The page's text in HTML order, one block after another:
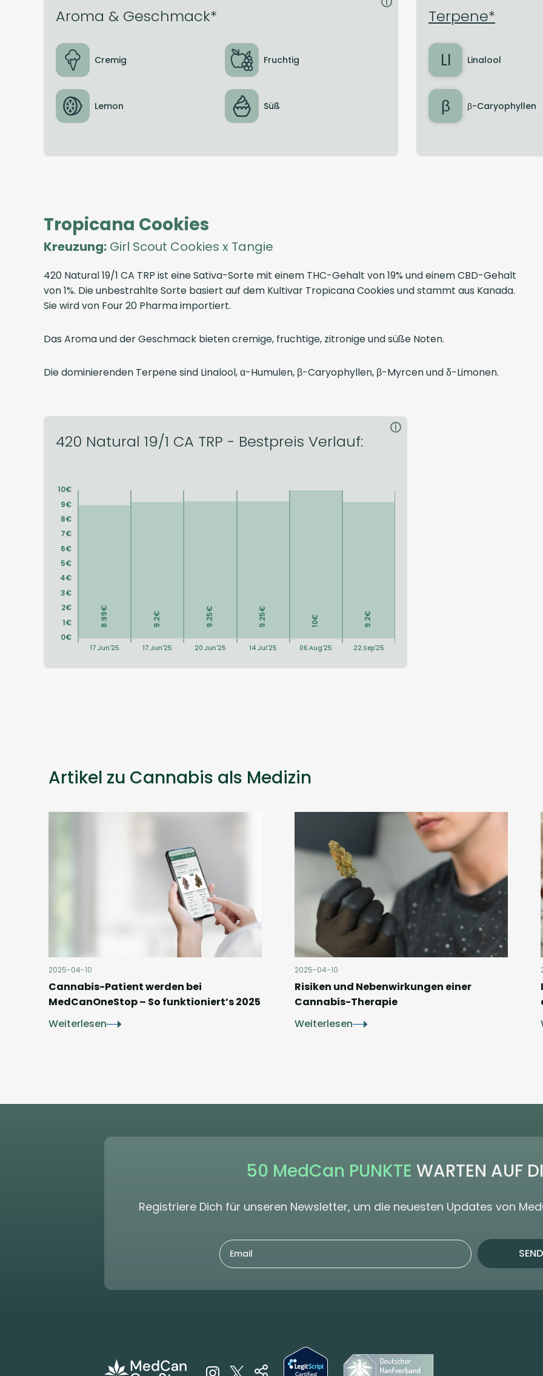
Aroma & Geschmack*
Cremig Fruchtig
Lemon Süß
Terpene*
LI Linalool
β β-Caryophyllen
Tropicana Cookies
Kreuzung: Girl Scout Cookies x Tangie
420 Natural 19/1 CA TRP ist eine Sativa-Sorte mit einem THC-Gehalt von 19% und einem CBD-Gehalt
von 1%. Die unbestrahlte Sorte basiert auf dem Kultivar Tropicana Cookies und stammt aus Kanada.
Sie wird von Four 20 Pharma importiert.
Das Aroma und der Geschmack bieten cremige, fruchtige, zitronige und süße Noten.
Die dominierenden Terpene sind Linalool, α-Humulen, β-Caryophyllen, β-Myrcen und δ-Limonen.
420 Natural 19/1 CA TRP - Bestpreis Verlauf:
i
Artikel zu Cannabis als Medizin
2025-04-10
Cannabis-Patient werden bei
MedCanOneStop – So funktioniert’s 2025
Weiterlesen
2025-04-10
Risiken und Nebenwirkungen einer
Cannabis-Therapie
Weiterlesen
50 MedCan PUNKTE WARTEN AUF
Registriere Dich für unseren Newsletter, um die neuesten Updates von